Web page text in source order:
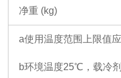
净重 (kg)
a使用温度范围上限值
b环境温度25℃，载冷